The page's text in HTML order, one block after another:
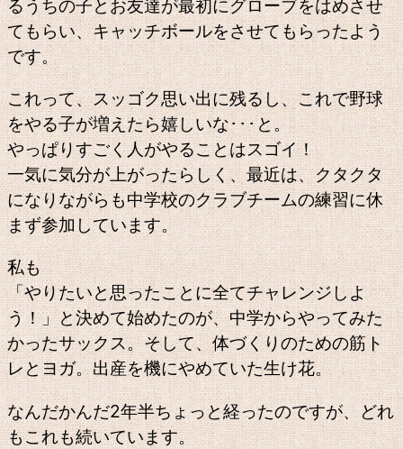
るうちの子とお友達が最初にグローブをはめさせ
てもらい、キャッチボールをさせてもらったよう
です。
これって、スッゴク思い出に残るし、これで野球
をやる子が増えたら嬉しいな･･･と。
やっぱりすごく人がやることはスゴイ！
一気に気分が上がったらしく、最近は、クタクタ
になりながらも中学校のクラブチームの練習に休
まず参加しています。
私も
「やりたいと思ったことに全てチャレンジしよ
う！」と決めて始めたのが、中学からやってみた
かったサックス。そして、体づくりのための筋ト
レとヨガ。出産を機にやめていた生け花。
なんだかんだ2年半ちょっと経ったのですが、どれ
もこれも続いています。